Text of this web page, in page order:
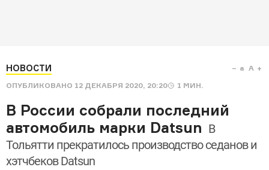
НОВОСТИ
ОПУБЛИКОВАНО 12 ДЕКАБРЯ 2020, 20:20 1 МИН.
a A
В России собрали последний
автомобиль марки Datsun В
Тольятти прекратилось производство седанов и
хэтчбеков Datsun